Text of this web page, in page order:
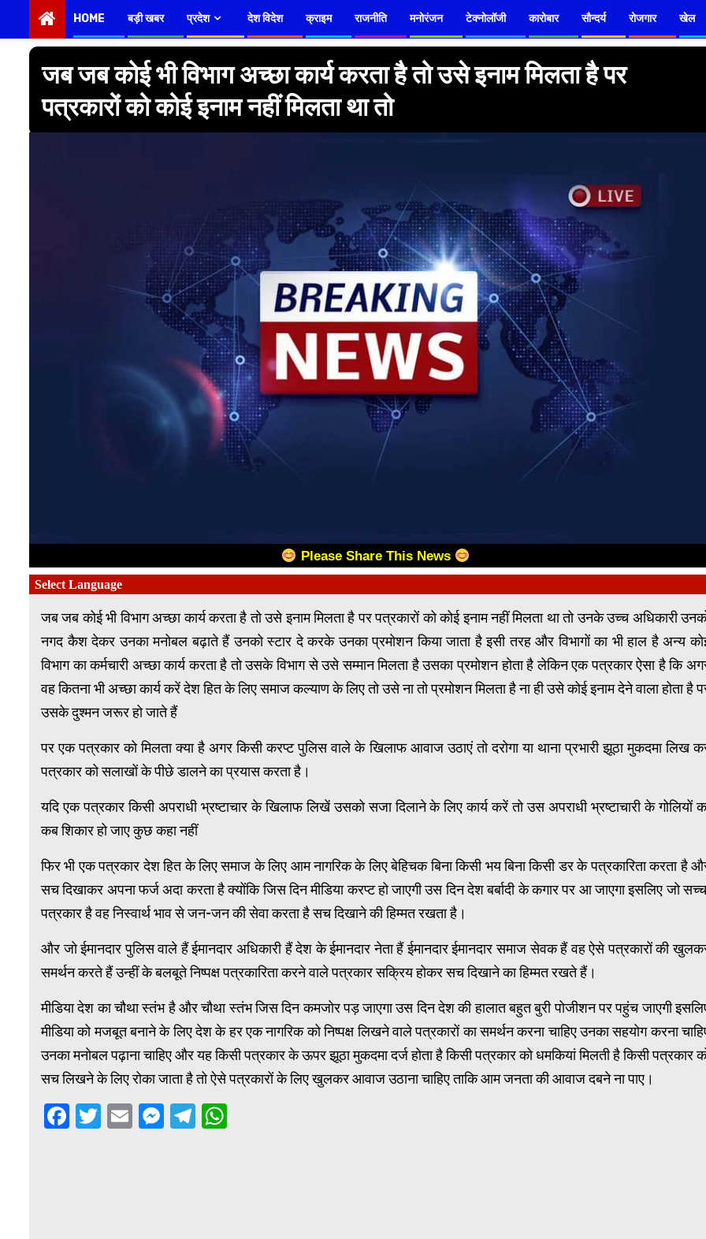
HOME बड़ी खबर प्रदेश देश विदेश क्राइम राजनीति मनोरंजन टेक्नोलॉजी कारोबार सौन्दर्य रोजगार खेल
जब जब कोई भी विभाग अच्छा कार्य करता है तो उसे इनाम मिलता है पर
पत्रकारों को कोई इनाम नहीं मिलता था तो
Please Share This News
जब जब कोई भी विभाग अच्छा कार्य करता है तो उसे इनाम मिलता है पर पत्रकारों को कोई इनाम नहीं मिलता था तो उनके उच्च अधिकारी
नगद कैश देकर उनका मनोबल बढ़ाते हैं उनको स्टार दे करके उनका प्रमोशन किया जाता है इसी तरह और विभागों का भी हाल है अन्य
विभाग का कर्मचारी अच्छा कार्य करता है तो उसके विभाग से उसे सम्मान मिलता है उसका प्रमोशन होता है लेकिन एक पत्रकार ऐसा है कि
वह कितना भी अच्छा कार्य करें देश हित के लिए समाज कल्याण के लिए तो उसे ना तो प्रमोशन मिलता है ना ही उसे कोई इनाम देने वाला होता है
उसके दुश्मन जरूर हो जाते हैं
पर एक पत्रकार को मिलता क्या है अगर किसी करप्ट पुलिस वाले के खिलाफ आवाज उठाएं तो दरोगा या थाना प्रभारी झूठा मुकदमा लिख
पत्रकार को सलाखों के पीछे डालने का प्रयास करता है।
यदि एक पत्रकार किसी अपराधी भ्रष्टाचार के खिलाफ लिखें उसको सजा दिलाने के लिए कार्य करें तो उस अपराधी भ्रष्टाचारी के गोलियों
कब शिकार हो जाए कुछ कहा नहीं
फिर भी एक पत्रकार देश हित के लिए समाज के लिए आम नागरिक के लिए बेहिचक बिना किसी भय बिना किसी डर के पत्रकारिता करता है
सच दिखाकर अपना फर्ज अदा करता है क्योंकि जिस दिन मीडिया करप्ट हो जाएगी उस दिन देश बर्बादी के कगार पर आ जाएगा इसलिए जो
पत्रकार है वह निस्वार्थ भाव से जन-जन की सेवा करता है सच दिखाने की हिम्मत रखता है।
और जो ईमानदार पुलिस वाले हैं ईमानदार अधिकारी हैं देश के ईमानदार नेता हैं ईमानदार ईमानदार समाज सेवक हैं वह ऐसे पत्रकारों की
समर्थन करते हैं उन्हीं के बलबूते निष्पक्ष पत्रकारिता करने वाले पत्रकार सक्रिय होकर सच दिखाने का हिम्मत रखते हैं।
मीडिया देश का चौथा स्तंभ है और चौथा स्तंभ जिस दिन कमजोर पड़ जाएगा उस दिन देश की हालात बहुत बुरी पोजीशन पर पहुंच जाएगी
मीडिया को मजबूत बनाने के लिए देश के हर एक नागरिक को निष्पक्ष लिखने वाले पत्रकारों का समर्थन करना चाहिए उनका सहयोग करना
उनका मनोबल पढ़ाना चाहिए और यह किसी पत्रकार के ऊपर झूठा मुकदमा दर्ज होता है किसी पत्रकार को धमकियां मिलती है किसी पत्रकार
सच लिखने के लिए रोका जाता है तो ऐसे पत्रकारों के लिए खुलकर आवाज उठाना चाहिए ताकि आम जनता की आवाज दबने ना पाए।
Facebook
Twitter
EmailMessenger
Telegram